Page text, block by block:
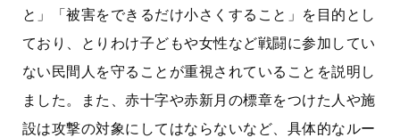
と」「被害をできるだけ小さくすること」を目的とし
ており、とりわけ子どもや女性など戦闘に参加してい
ない民間人を守ることが重視されていることを説明し
ました。また、赤十字や赤新月の標章をつけた人や施
設は攻撃の対象にしてはならないなど、具体的なルー